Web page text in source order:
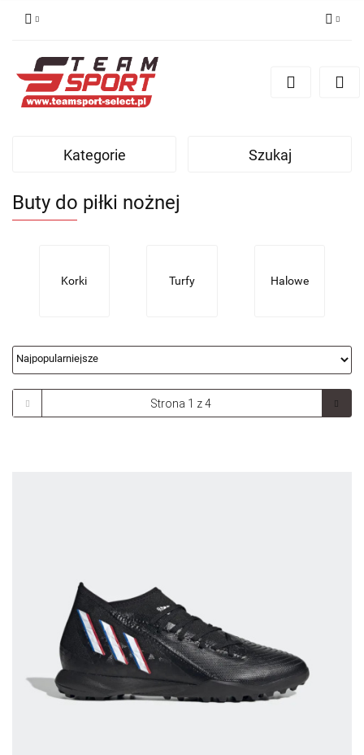
Zarejestruj się
Kategorie Szukaj
Buty do piłki nożnej
Korki Turfy Halowe